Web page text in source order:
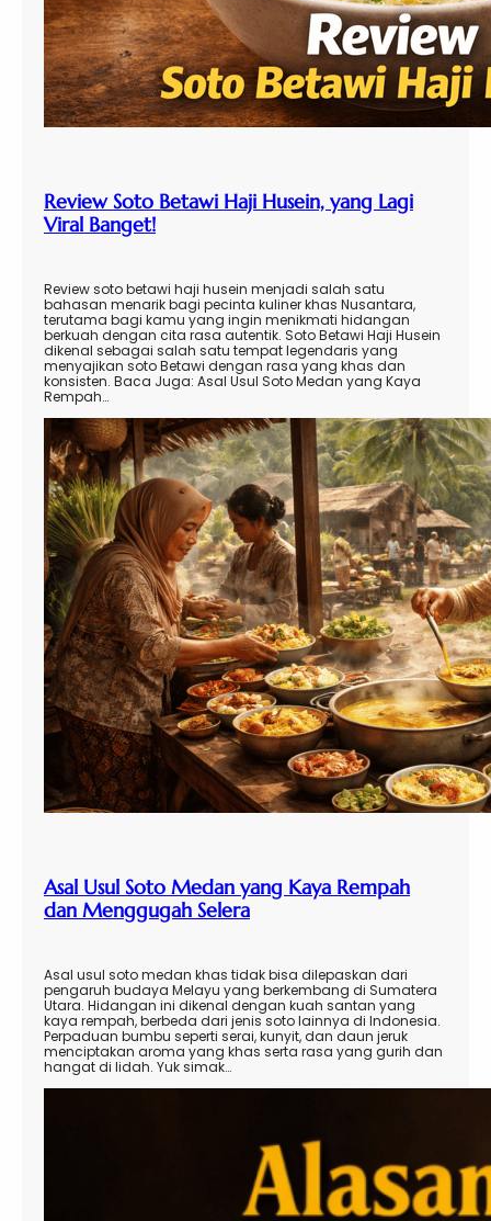
Review Soto Betawi Haji Husein, yang Lagi
Viral Banget!
Review soto betawi haji husein menjadi salah satu
bahasan menarik bagi pecinta kuliner khas Nusantara,
terutama bagi kamu yang ingin menikmati hidangan
berkuah dengan cita rasa autentik. Soto Betawi Haji Husein
dikenal sebagai salah satu tempat legendaris yang
menyajikan soto Betawi dengan rasa yang khas dan
konsisten. Baca Juga: Asal Usul Soto Medan yang Kaya
Rempah…
Asal Usul Soto Medan yang Kaya Rempah
dan Menggugah Selera
Asal usul soto medan khas tidak bisa dilepaskan dari
pengaruh budaya Melayu yang berkembang di Sumatera
Utara. Hidangan ini dikenal dengan kuah santan yang
kaya rempah, berbeda dari jenis soto lainnya di Indonesia.
Perpaduan bumbu seperti serai, kunyit, dan daun jeruk
menciptakan aroma yang khas serta rasa yang gurih dan
hangat di lidah. Yuk simak…